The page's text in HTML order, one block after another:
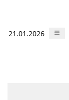
21.01.2026